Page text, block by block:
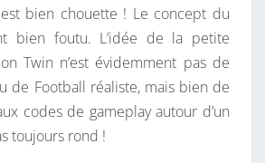
bien chouette ! Le concept du
bien foutu. L’idée de la petite
Twin n’est évidemment pas de
de Football réaliste, mais bien de
codes de gameplay autour d’un
toujours rond !